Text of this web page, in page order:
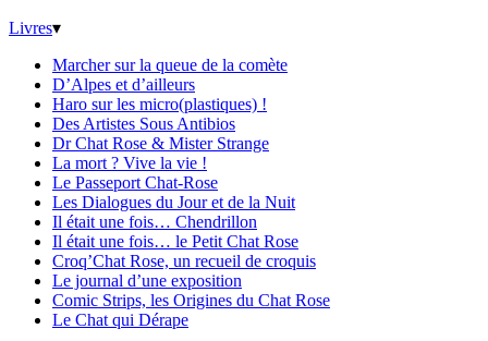
Livres▾
Marcher sur la queue de la comète
D’Alpes et d’ailleurs
Haro sur les micro(plastiques) !
Des Artistes Sous Antibios
Dr Chat Rose & Mister Strange
La mort ? Vive la vie !
Le Passeport Chat-Rose
Les Dialogues du Jour et de la Nuit
Il était une fois… Chendrillon
Il était une fois… le Petit Chat Rose
Croq’Chat Rose, un recueil de croquis
Le journal d’une exposition
Comic Strips, les Origines du Chat Rose
Le Chat qui Dérape